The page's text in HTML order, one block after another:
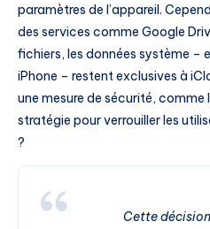
paramètres de l’appareil.
des services comme Google
fichiers, les données système –
iPhone – restent exclusives à
une mesure de sécurité, comme
stratégie pour verrouiller les
?
Cette